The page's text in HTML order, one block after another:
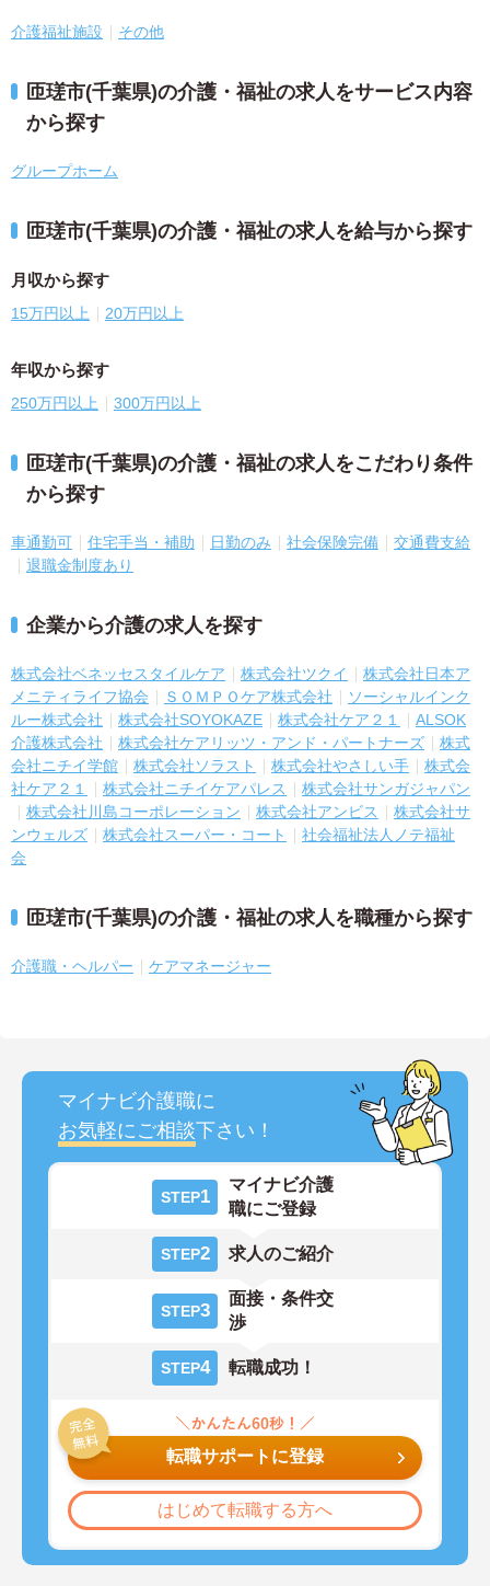
介護福祉施設 その他
匝瑳市(千葉県)の介護・福祉の求人をサービス内容
から探す
グループホーム
匝瑳市(千葉県)の介護・福祉の求人を給与から探す
月収から探す
15万円以上 20万円以上
年収から探す
250万円以上 300万円以上
匝瑳市(千葉県)の介護・福祉の求人をこだわり条件
から探す
車通勤可 住宅手当・補助 日勤のみ 社会保険完備
交通費支給
退職金制度あり
企業から介護の求人を探す
株式会社ベネッセスタイルケア 株式会社ツクイ
株式会社日本ア
メニティライフ協会
ＳＯＭＰＯケア株式会社
ソーシャルインク
ルー株式会社
株式会社SOYOKAZE 株式会社ケア２１
ALSOK
介護株式会社
株式会社ケアリッツ・アンド・パートナーズ
株式
会社ニチイ学館
株式会社ソラスト 株式会社やさしい手
株式会
社ケア２１
株式会社ニチイケアパレス
株式会社サンガジャパン
株式会社川島コーポレーション
株式会社アンビス
株式会社サ
ンウェルズ
株式会社スーパー・コート
社会福祉法人ノテ福祉
会
匝瑳市(千葉県)の介護・福祉の求人を職種から探す
介護職・ヘルパー ケアマネージャー
マイナビ介護職に
お気軽にご相談下さい！
STEP1
マイナビ介護
職にご登録
STEP2 求人のご紹介
STEP3
面接・条件交
渉
STEP4 転職成功！
転職サポートに登録
はじめて転職する方へ